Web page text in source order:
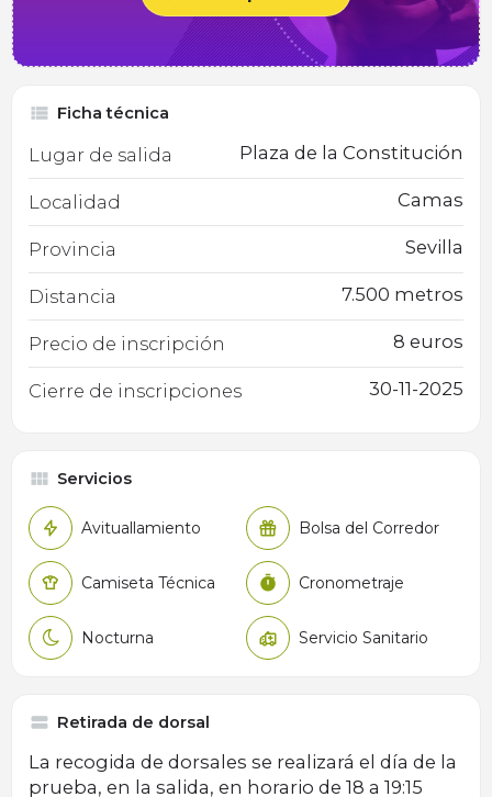
Ficha técnica
Lugar de salida Plaza de la Constitución
Localidad Camas
Provincia Sevilla
Distancia 7.500 metros
Precio de inscripción 8 euros
Cierre de inscripciones 30-11-2025
Servicios
Avituallamiento Bolsa del Corredor
Camiseta Técnica Cronometraje
Nocturna Servicio Sanitario
Retirada de dorsal
La recogida de dorsales se realizará el día de la
prueba, en la salida, en horario de 18 a 19:15